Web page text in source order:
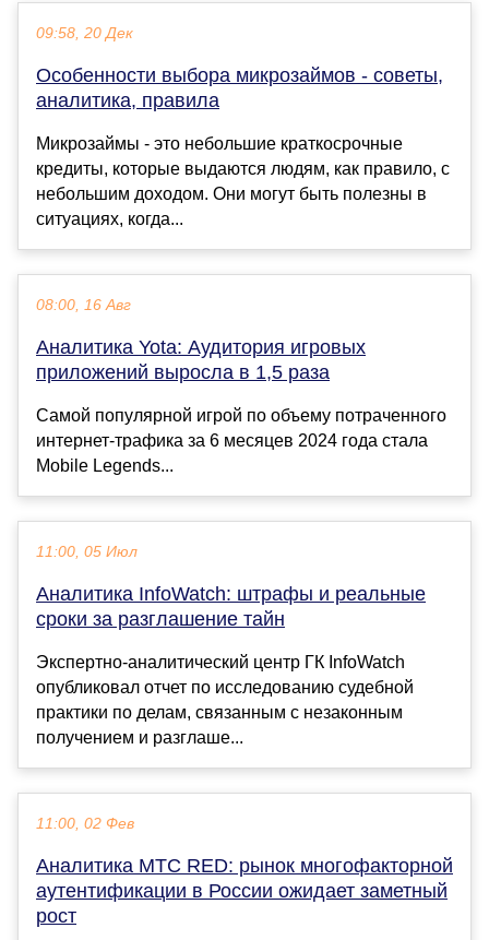
09:58, 20 Дек
Особенности выбора микрозаймов - советы,
аналитика, правила
Микрозаймы - это небольшие краткосрочные
кредиты, которые выдаются людям, как правило, с
небольшим доходом. Они могут быть полезны в
ситуациях, когда...
08:00, 16 Авг
Аналитика Yota: Аудитория игровых
приложений выросла в 1,5 раза
Самой популярной игрой по объему потраченного
интернет-трафика за 6 месяцев 2024 года стала
Mobile Legends...
11:00, 05 Июл
Аналитика InfoWatch: штрафы и реальные
сроки за разглашение тайн
Экспертно-аналитический центр ГК InfoWatch
опубликовал отчет по исследованию судебной
практики по делам, связанным с незаконным
получением и разглаше...
11:00, 02 Фев
Аналитика МТС RED: рынок многофакторной
аутентификации в России ожидает заметный
рост